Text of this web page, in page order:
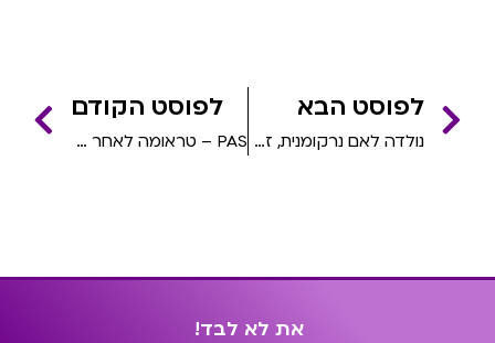
לפוסט הבא
נולדה לאם נרקומנית, זכתה במדליה זהב
לפוסט הקודם
PAS – טראומה לאחר הפלה
את לא לבד!